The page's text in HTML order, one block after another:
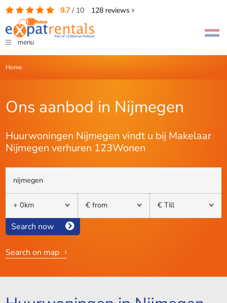
9.7/ 10 128reviews
menu
Home
Ons aanbod in Nijmegen
Huurwoningen Nijmegen vindt u bij Makelaar
Nijmegen verhuren 123Wonen
Search now
Search on map